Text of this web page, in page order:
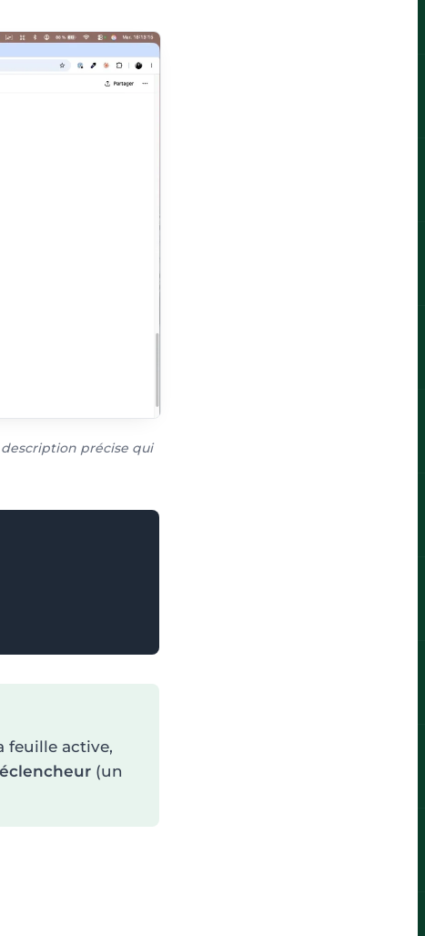
description précise qui
feuille active,
(un